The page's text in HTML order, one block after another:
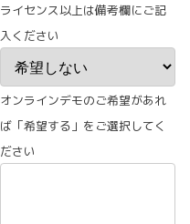
ライセンス以上は備考欄にご記
入ください
オンラインデモのご希望があれ
ば「希望する」をご選択してく
ださい